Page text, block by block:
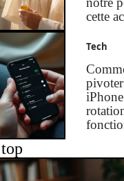
cette
Tech
pivoter